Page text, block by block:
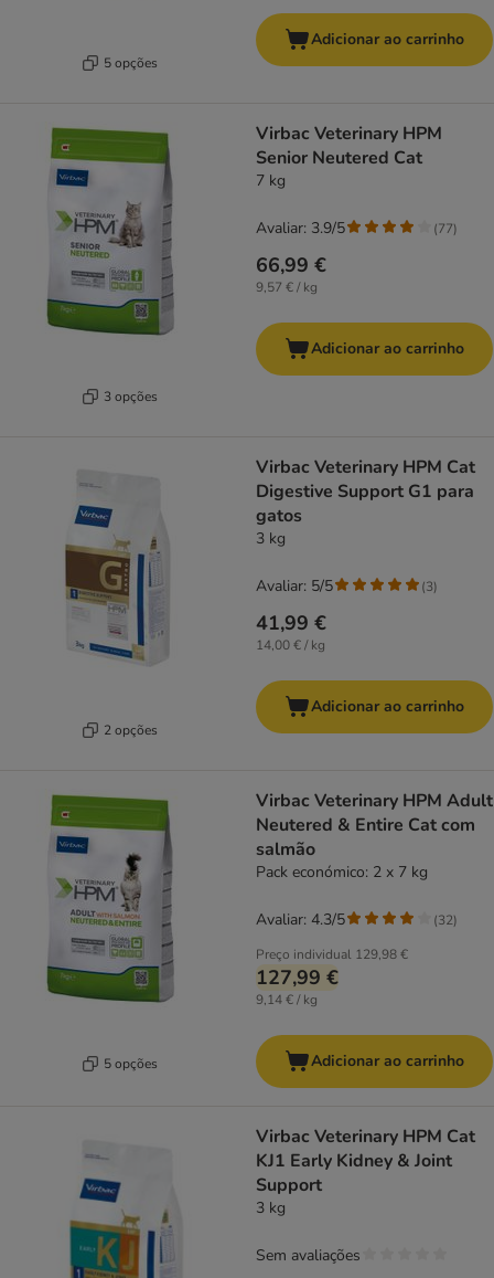
5 opções
Adicionar ao carrinho
3 opções
Virbac Veterinary HPM
Senior Neutered Cat
7 kg
66,99 €
9,57 € / kg
Avaliar: 3.9/5 (77)
Adicionar ao carrinho
2 opções
Virbac Veterinary HPM Cat
Digestive Support G1 para
gatos
3 kg
41,99 €
14,00 € / kg
Avaliar: 5/5 (3)
Adicionar ao carrinho
5 opções
Virbac Veterinary HPM Adult
Neutered & Entire Cat com
salmão
Pack económico: 2 x 7 kg
Preço individual 129,98 €
127,99 €
9,14 € / kg
Avaliar: 4.3/5 (32)
Adicionar ao carrinho
Virbac Veterinary HPM Cat
KJ1 Early Kidney & Joint
Support
3 kg
Sem avaliações